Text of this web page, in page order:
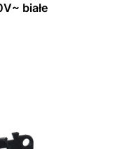
białe